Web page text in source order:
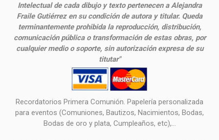
Intelectual de cada dibujo y texto pertenecen a Alejandra
Fraile Gutiérrez en su condición de autora y titular. Queda
terminantemente prohibida la reproducción, distribución,
comunicación pública o transformación de estas obras, por
cualquier medio o soporte, sin autorización expresa de su
titutar"
Recordatorios Primera Comunión. Papelería personalizada
para eventos (Comuniones, Bautizos, Nacimientos, Bodas,
Bodas de oro y plata, Cumpleaños, etc),...